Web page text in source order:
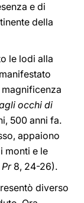
e di
della
le lodi alla
occhi di
500 anni fa.
appaiono
monti e le
Pr8, 24-26).
diverso